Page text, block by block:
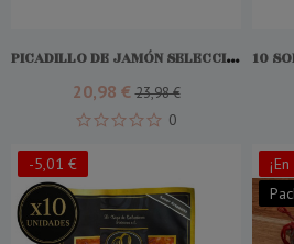
PICADILLO DE JAMÓN SELECCIÓN ORO
20,98 €23,98 €
0
-5,01 €